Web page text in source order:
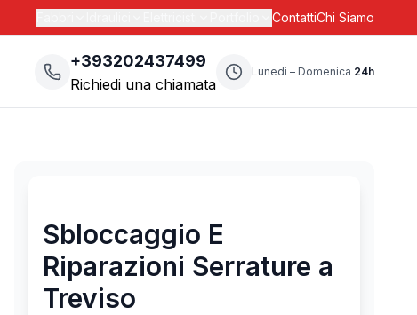
ContattiChi Siamo
+393202437499
Richiedi una chiamata
Lunedì – Domenica 24h
Sbloccaggio E
Riparazioni Serrature a
Treviso